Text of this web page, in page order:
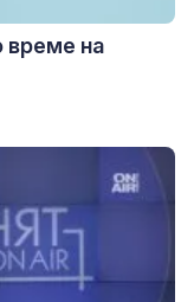
време на